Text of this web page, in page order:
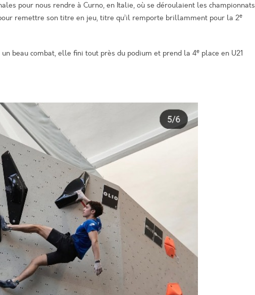
pour nous rendre à Curno, en Italie, où se déroulaient les championnats
remettre son titre en jeu, titre qu’il remporte brillamment pour la 2e
beau combat, elle fini tout près du podium et prend la 4e place en U21